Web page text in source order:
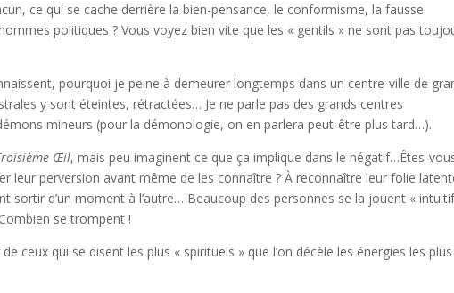
ce qui se cache derrière la bien-pensance, le conformisme, la fausse
politiques ? Vous voyez bien vite que les « gentils » ne sont pas
pourquoi je peine à demeurer longtemps dans un centre-ville de
y sont éteintes, rétractées… Je ne parle pas des grands centres
mineurs (pour la démonologie, on en parlera peut-être plus tard…).
Œil, mais peu imaginent ce que ça implique dans le négatif…Êtes-
leur perversion avant même de les connaître ? À reconnaître leur folie
sortir d’un moment à l’autre… Beaucoup des personnes se la jouent «
se trompent !
ceux qui se disent les plus « spirituels » que l’on décèle les énergies les plus